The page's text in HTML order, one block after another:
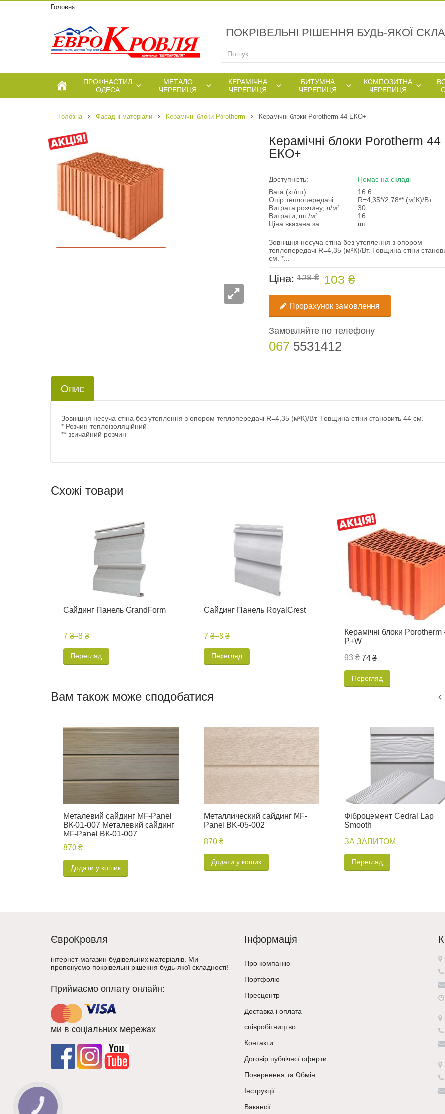
Головна
ПОКРІВЕЛЬНІ РІШЕННЯ БУДЬ-ЯКОЇ
ПРОФНАСТИЛ
ОДЕСА
МЕТАЛО
ЧЕРЕПИЦЯ
КЕРАМІЧНА
ЧЕРЕПИЦЯ
БИТУМНА
ЧЕРЕПИЦЯ
КОМПОЗИТНА
ЧЕРЕПИЦЯ
Головна Фасадні матеріали Керамічні блоки Porotherm Керамічні блоки Porotherm 44 ЕКО+
Керамічні блоки Porotherm 44
ЕКО+
Доступність:
Немає на складі
Вага (кг/шт):
16.6
Опір теплопередачі:
R=4,35*/2,78** (м²К)/Вт
Витрата розчину, л/м²:
30
Витрати, шт./м²:
16
Ціна вказана за:
шт
Зовнішня несуча стіна без утеплення з опором
теплопередачі R=4,35 (м²К)/Вт. Товщина стіни
см. *...
Ціна:128 ₴ 103 ₴
Прорахунок замовлення
Замовляйте по телефону
067 5531412
Опис
Зовнішня несуча стіна без утеплення з опором теплопередачі R=4,35 (м²К)/Вт. Товщина стіни становить 44 см.
* Розчин теплоізоляційний
** звичайний розчин
Схожі товари
Сайдинг Панель GrandForm
7 ₴–8 ₴
Перегляд
Сайдинг Панель RoyalCrest
7 ₴–8 ₴
Перегляд
Керамічні блоки Porotherm
P+W
93 ₴ 74 ₴
Перегляд
Вам також може сподобатися
Металевий сайдинг MF-Panel
ВК-01-007 Металевий сайдинг
MF-Panel ВК-01-007
870 ₴
Додати у кошик
Металлический сайдинг MF-
Panel BK-05-002
870 ₴
Додати у кошик
Фіброцемент Cedral Lap
Smooth
ЗА ЗАПИТОМ
Перегляд
ЄвроКровля
інтернет-магазин будівельних матеріалів. Ми
пропонуємо покрівельні рішення будь-якої складності!
Приймаємо оплату онлайн:
ми в соціальних мережах
Інформація
Про компанію
Портфоліо
Пресцентр
Доставка і оплата
співробітництво
Контакти
Договір публічної оферти
Повернення та Обмін
Інструкції
Вакансії